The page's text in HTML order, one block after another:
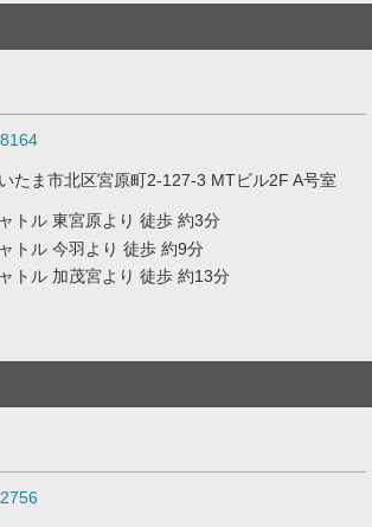
たま市北区宮原町2-127-3 MTビル2F A号室
トル 東宮原より 徒歩 約3分
トル 今羽より 徒歩 約9分
トル 加茂宮より 徒歩 約13分